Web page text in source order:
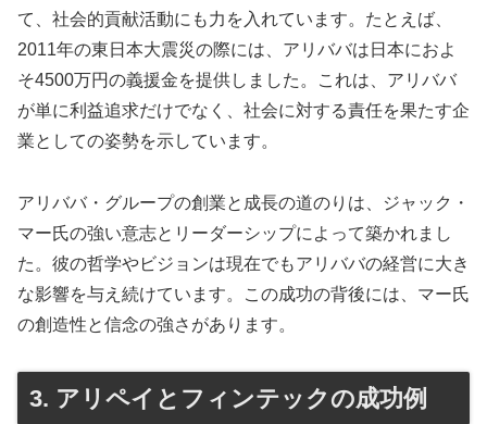
て、社会的貢献活動にも力を入れています。たとえば、
2011年の東日本大震災の際には、アリババは日本におよ
そ4500万円の義援金を提供しました。これは、アリババ
が単に利益追求だけでなく、社会に対する責任を果たす企
業としての姿勢を示しています。
アリババ・グループの創業と成長の道のりは、ジャック・
マー氏の強い意志とリーダーシップによって築かれまし
た。彼の哲学やビジョンは現在でもアリババの経営に大き
な影響を与え続けています。この成功の背後には、マー氏
の創造性と信念の強さがあります。
3. アリペイとフィンテックの成功例